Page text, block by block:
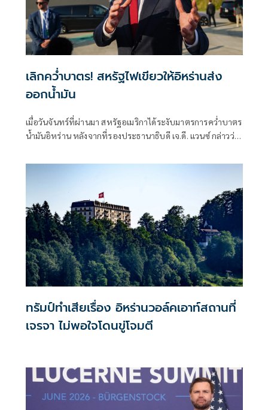
เลิกคว่ำบาตร! สหรัฐไฟเขียวให้อิหร่านส่ง
ออกน้ำมัน
เมื่อวันจันทร์ที่ผ่านมา สหรัฐอเมริกาได้ระงับมาตรการคว่ำบาตร
น้ำมันอิหร่าน หลังจากที่รองประธานาธิบดี เจ.ดี. แวนซ์ กล่าวว่า
สหประชาชาติกลับเข้าประเทศได้
ทรัมป์ทำเสียเรื่อง อิหร่านวอล์คเอาท์สถานที่
เจรจา ไม่พอใจโดนขู่โจมตี